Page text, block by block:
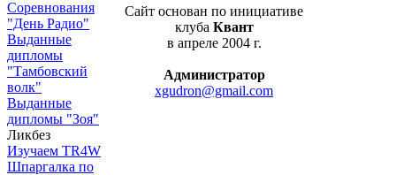
Соревнования
"День Радио"
Выданные
дипломы
"Тамбовский
волк"
Выданные
дипломы "Зоя"
Ликбез
Изучаем TR4W
Шпаргалка по
Сайт основан по инициативе
клуба Квант
в апреле 2004 г.
Администратор
xgudron@gmail.com